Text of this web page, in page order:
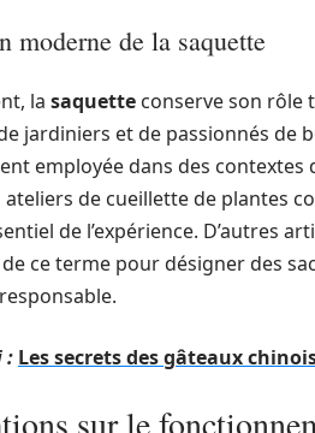
moderne de la saquette
la saquette conserve son rôle
jardiniers et de passionnés de
employée dans des contextes
ateliers de cueillette de plantes
de l’expérience. D’autres
ce terme pour désigner des
: Les secrets des gâteaux
sur le